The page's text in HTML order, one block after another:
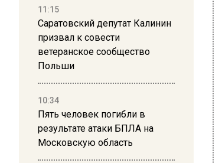
11:15
Саратовский депутат Калинин
призвал к совести
ветеранское сообщество
Польши
10:34
Пять человек погибли в
результате атаки БПЛА на
Московскую область